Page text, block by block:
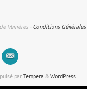
Veirières - Conditions Générales
par Tempera & WordPress.